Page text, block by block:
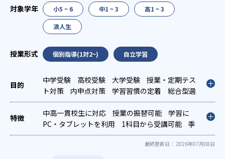
小5 ~ 6 中1 ~ 3 高1 ~ 3
浪人生
個別指導(1対2~) 自立学習
中学受験 高校受験 大学受験
授業・定期テス
ト対策
内申点対策 学習習慣の定着
総合型選
抜(旧AO)対策
推薦入試対策
国公立大対策
私大対策
共通テスト対策
英検(英語検定)対
策
数学特化対策 英語・英会話特化対策
その
他科目別特化対策
中高一貫校生に対応 授業の振替可能
学習に
PC・タブレットを利用
1科目から受講可能
季
節講習のみの受講可
自習室あり
最終更新日： 2026年07月08日